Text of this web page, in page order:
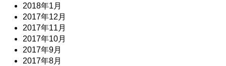
2018年1月
2017年12月
2017年11月
2017年10月
2017年9月
2017年8月